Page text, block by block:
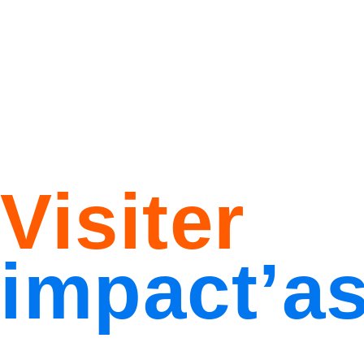
Visiter